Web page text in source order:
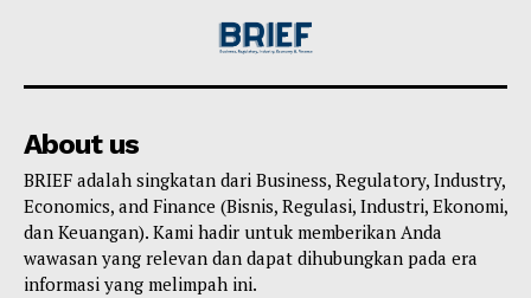
About us
BRIEF adalah singkatan dari Business, Regulatory, Industry,
Economics, and Finance (Bisnis, Regulasi, Industri, Ekonomi,
dan Keuangan). Kami hadir untuk memberikan Anda
wawasan yang relevan dan dapat dihubungkan pada era
informasi yang melimpah ini.